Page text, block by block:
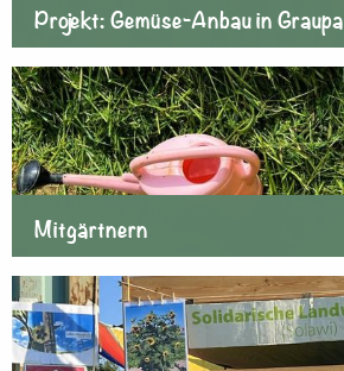
Projekt: Gemüse-Anbau in Graupa
Mitgärtnern